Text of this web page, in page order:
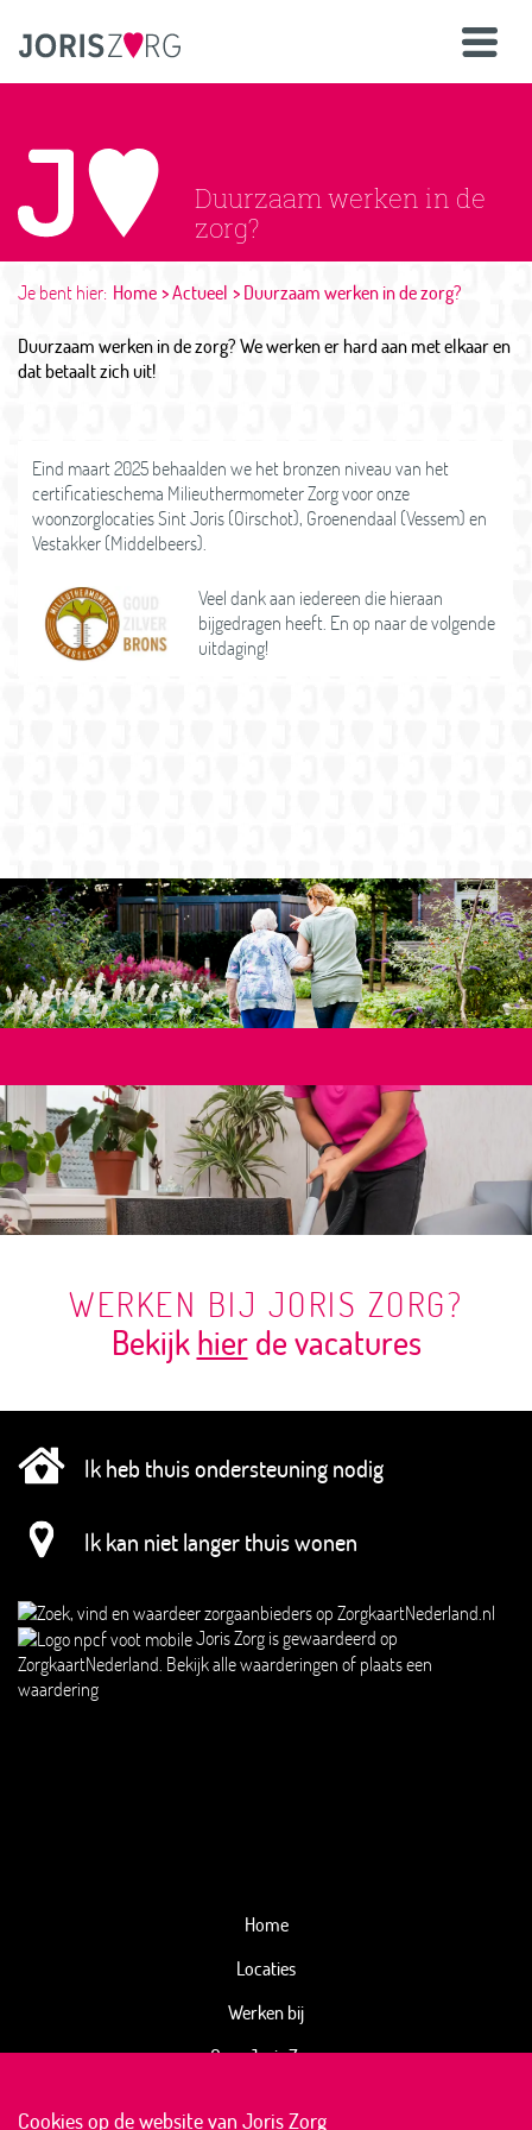
Duurzaam werken in de
zorg?
Je bent hier: Home Actueel Duurzaam werken in de zorg?
Duurzaam werken in de zorg? We werken er hard aan met elkaar en
dat betaalt zich uit!
Eind maart 2025 behaalden we het bronzen niveau van het
certificatieschema Milieuthermometer Zorg voor onze
woonzorglocaties Sint Joris (Oirschot), Groenendaal (Vessem) en
Vestakker (Middelbeers).
Veel dank aan iedereen die hieraan
bijgedragen heeft. En op naar de volgende
uitdaging!
WERKEN BIJ JORIS ZORG?
Bekijkhierde vacatures
Joris Zorg is gewaardeerd op
ZorgkaartNederland. Bekijk alle waarderingen of plaats een
waardering
Home
Locaties
Werken bij
Over Joris Zorg
Ik heb thuis ondersteuning nodig
Ik kan niet langer thuis wonen
Cookies op de website van Joris Zorg